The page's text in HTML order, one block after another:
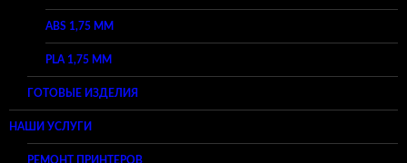
ABS 1,75 ММ
PLA 1,75 ММ
ГОТОВЫЕ ИЗДЕЛИЯ
НАШИ УСЛУГИ
РЕМОНТ ПРИНТЕРОВ